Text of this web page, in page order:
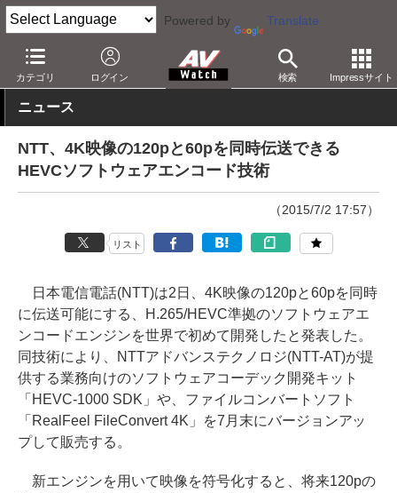
Powered by Translate
カテゴリ ログイン 検索 Impressサイト
AV Watch 動向 技術・デバイス
ニュース
NTT、4K映像の120pと60pを同時伝送できる
HEVCソフトウェアエンコード技術
（2015/7/2 17:57）
リスト
日本電信電話(NTT)は2日、4K映像の120pと60pを同時
に伝送可能にする、H.265/HEVC準拠のソフトウェアエ
ンコードエンジンを世界で初めて開発したと発表した。
同技術により、NTTアドバンステクノロジ(NTT-AT)が提
供する業務向けのソフトウェアコーデック開発キット
「HEVC-1000 SDK」や、ファイルコンバートソフト
「RealFeel FileConvert 4K」を7月末にバージョンアッ
プして販売する。
新エンジンを用いて映像を符号化すると、将来120pの